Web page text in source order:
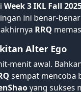
Week 3 IKL Fall
ini benar-
RRQ
Alter Ego
menit awal.
sempat mencoba
yang sukses